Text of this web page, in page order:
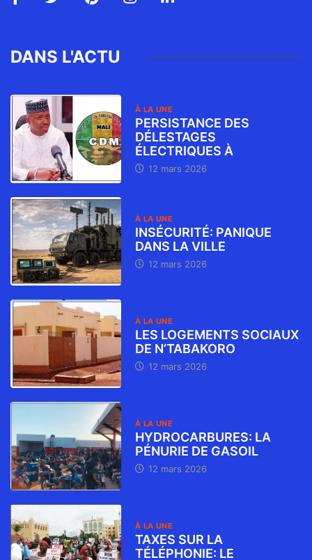
DANS L'ACTU
À LA UNE
PERSISTANCE DES
DÉLESTAGES
ÉLECTRIQUES À
12 mars 2026
À LA UNE
INSÉCURITÉ: PANIQUE
DANS LA VILLE
12 mars 2026
À LA UNE
LES LOGEMENTS SOCIAUX
DE N’TABAKORO
12 mars 2026
À LA UNE
HYDROCARBURES: LA
PÉNURIE DE GASOIL
12 mars 2026
À LA UNE
TAXES SUR LA
TÉLÉPHONIE: LE